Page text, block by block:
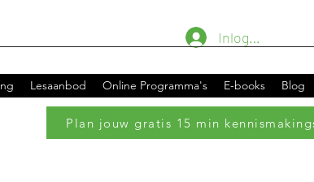
Inloggen
Lesaanbod Online Programma's E-books Blog
Plan jouw gratis 15 min